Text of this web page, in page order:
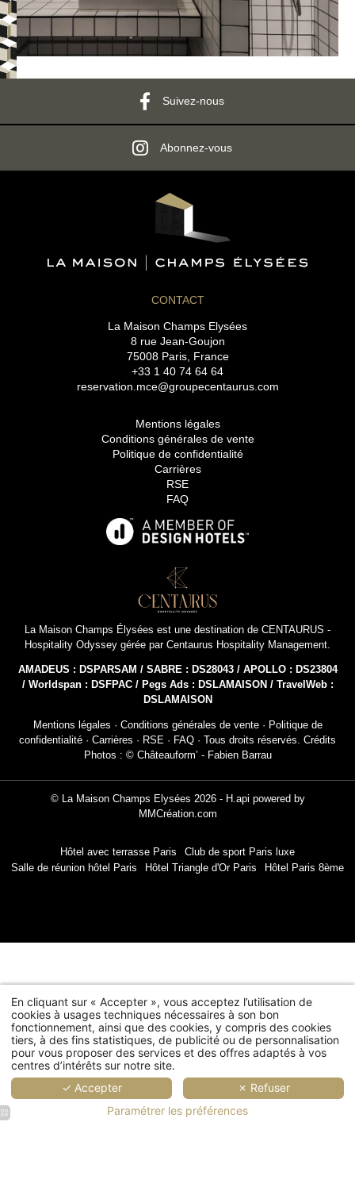
Suivez-nous
Abonnez-vous
CONTACT
La Maison Champs Elysées
8 rue Jean-Goujon
75008 Paris, France
+33 1 40 74 64 64
reservation.mce@groupecentaurus.com
Mentions légales
Conditions générales de vente
Politique de confidentialité
Carrières
RSE
FAQ
La Maison Champs Élysées est une destination de CENTAURUS -
Hospitality Odyssey gérée par Centaurus Hospitality Management.
AMADEUS : DSPARSAM / SABRE : DS28043 / APOLLO : DS23804
/ Worldspan : DSFPAC / Pegs Ads : DSLAMAISON / TravelWeb :
DSLAMAISON
Mentions légales · Conditions générales de vente· Politique de
confidentialité · Carrières · RSE · FAQ · Tous droits réservés. Crédits
Photos : © Châteauform’ - Fabien Barrau
© La Maison Champs Elysées 2026 - H.api powered by
MMCréation.com
Hôtel avec terrasse Paris
Club de sport Paris luxe
Salle de réunion hôtel Paris
Hôtel Triangle d'Or Paris Hôtel Paris 8ème
RESTAURANT & BAR
SÉMINAIRES & ÉVÈNEMENTS
ESPACE BIEN-ÊTRE
BONS CADEAUX
ENGAGEMENTS
ACCÈS & CONTACT
RÉSERVER
8 rue Jean-Goujon - 75008 Paris - France
Monsieur
En cliquant sur « Accepter », vous acceptez l’utilisation de
cookies à usages techniques nécessaires à son bon
fonctionnement, ainsi que des cookies, y compris des cookies
tiers, à des fins statistiques, de publicité ou de personnalisation
pour vous proposer des services et des offres adaptés à vos
centres d’intérêts sur notre site.
✓ Accepter
✗ Refuser
Paramétrer les préférences